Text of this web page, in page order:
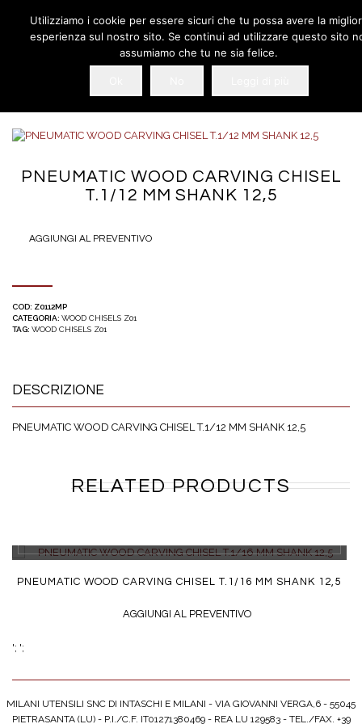
PNEUMATIC WOOD CARVING CHISEL
T.1/12 MM SHANK 12,5
AGGIUNGI AL PREVENTIVO
COD: Z0112MP
CATEGORIA: WOOD CHISELS Z01
TAG: WOOD CHISELS Z01
DESCRIZIONE
PNEUMATIC WOOD CARVING CHISEL T.1/12 MM SHANK 12,5
RELATED PRODUCTS
PNEUMATIC WOOD CARVING CHISEL T.1/16 MM SHANK 12,5
AGGIUNGI AL PREVENTIVO
'; ';
MILANI UTENSILI SNC DI INTASCHI E MILANI - VIA GIOVANNI VERGA,6 - 55045
PIETRASANTA (LU) - P.I./C.F. IT01271380469 - REA LU 129583 - TEL./FAX. +39
Utilizziamo i cookie per essere sicuri che tu possa avere la
esperienza sul nostro sito. Se continui ad utilizzare questo sito
assumiamo che tu ne sia felice.